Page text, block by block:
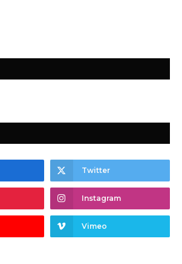
Twitter
Instagram
Vimeo